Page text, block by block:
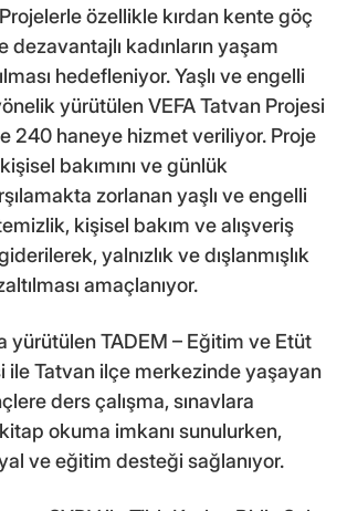
özellikle kırdan kente göç
dezavantajlı kadınların yaşam
hedefleniyor. Yaşlı ve engelli
yürütülen VEFA Tatvan Projesi
240 haneye hizmet veriliyor. Proje
bakımını ve günlük
zorlanan yaşlı ve engelli
kişisel bakım ve alışveriş
yalnızlık ve dışlanmışlık
amaçlanıyor.
yürütülen TADEM – Eğitim ve Etüt
ile Tatvan ilçe merkezinde yaşayan
ders çalışma, sınavlara
okuma imkanı sunulurken,
ve eğitim desteği sağlanıyor.